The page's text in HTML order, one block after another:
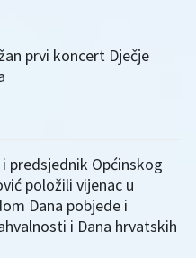
prvi koncert Dječje
predsjednik Općinskog
položili vijenac u
Dana pobjede i
i Dana hrvatskih